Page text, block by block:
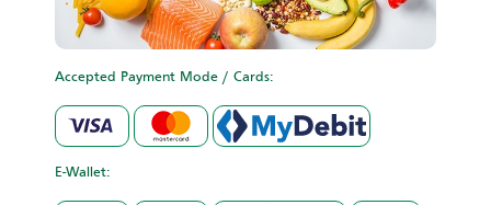
Accepted Payment Mode / Cards:
E-Wallet: